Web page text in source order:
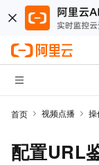
首页 视频点播 操
配置URL